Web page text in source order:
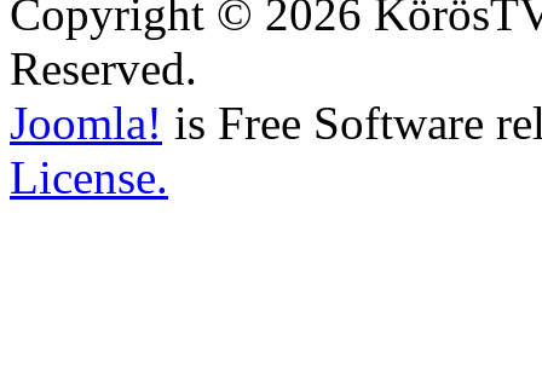
Copyright © 2026
Reserved.
Joomla! is Free Software
License.